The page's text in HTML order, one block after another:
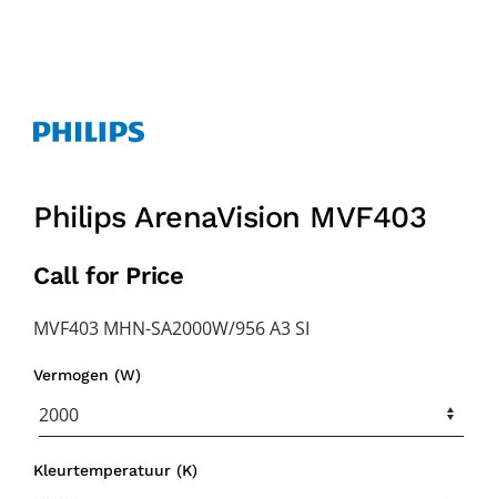
Philips ArenaVision MVF403
Call for Price
MVF403 MHN-SA2000W/956 A3 SI
Vermogen (W)
Kleurtemperatuur (K)